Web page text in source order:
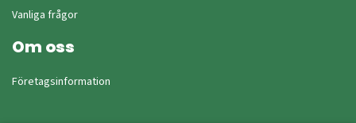
Vanliga frågor
Om oss
Företagsinformation